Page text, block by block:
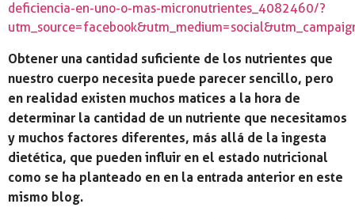
deficiencia-en-uno-o-mas-micronutrientes_4082460/?
Obtener una cantidad suficiente de los nutrientes que
nuestro cuerpo necesita puede parecer sencillo, pero
en realidad existen muchos matices a la hora de
determinar la cantidad de un nutriente que necesitamos
y muchos factores diferentes, más allá de la ingesta
dietética, que pueden influir en el estado nutricional
como se ha planteado en en la entrada anterior en este
mismo blog.